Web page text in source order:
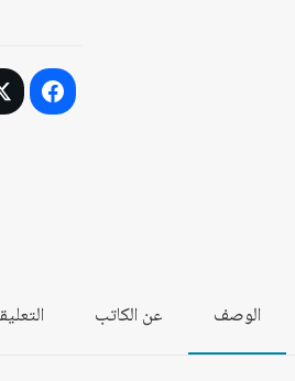
لدى
العرب
الوصف عن الكاتب